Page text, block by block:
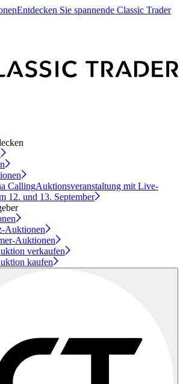
Entdecken Sie spannende Classic Trader
CallingAuktionsveranstaltung mit Live-
12. und 13. September
Auktionen
Auktionen
verkaufen
kaufen